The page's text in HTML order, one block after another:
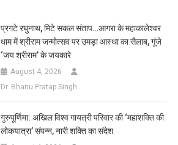
List
प्रगटे रघुनाथ, मिटे सकल संताप…आगरा के महाकालेश्वर
धाम में श्रीराम जन्मोत्सव पर उमड़ा आस्था का सैलाब, गूंजे
‘जय श्रीराम’ के जयकारे
August 4, 2026
Dr. Bhanu Pratap Singh
गुरुपूर्णिमा: अखिल विश्व गायत्री परिवार की ‘महाशक्ति की
लोकयात्रा’ संपन्न, नारी शक्ति का संदेश